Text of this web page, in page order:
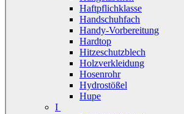
Haftpflichklasse
Handschuhfach
Handy-Vorbereitung
Hardtop
Hitzeschutzblech
Holzverkleidung
Hosenrohr
Hydrostößel
Hupe
I